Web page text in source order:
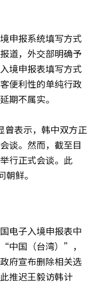
申报系统填写方式
道，外交部明确予
境申报表填写方式
便利性的单纯行政
期不属实。
曾表示，韩中双方正
谈。然而，截至目
行正式会谈。此
鲜。
电子入境申报表中
中国（台湾）”，
府宣布删除相关选
推迟王毅访韩计